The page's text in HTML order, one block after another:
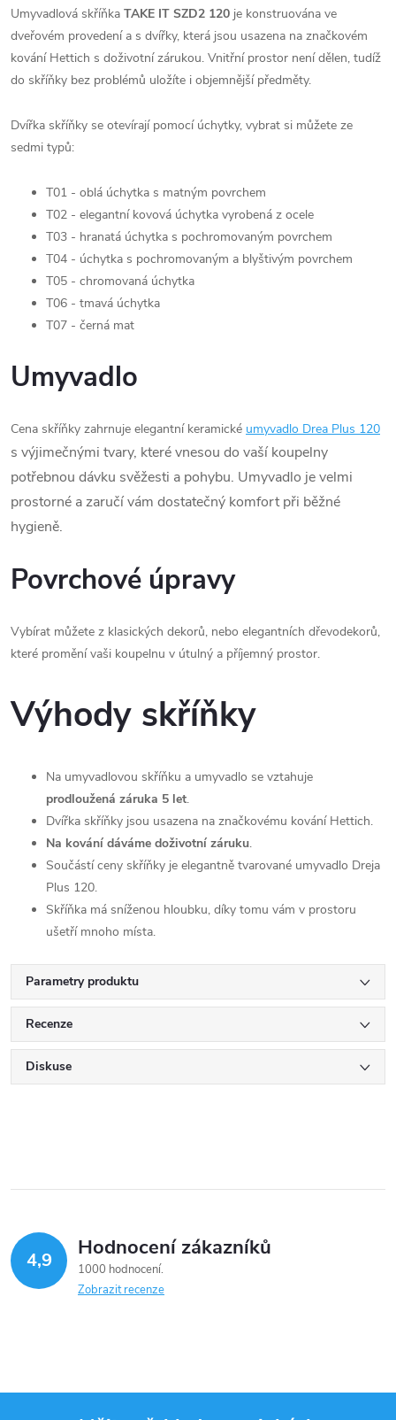
Umyvadlová skříňka TAKE IT SZD2 120 je konstruována ve
dveřovém provedení a s dvířky, která jsou usazena na značkovém
kování Hettich s doživotní zárukou. Vnitřní prostor není dělen, tudíž
do skříňky bez problémů uložíte i objemnější předměty.
Dvířka skříňky se otevírají pomocí úchytky, vybrat si můžete ze
sedmi typů:
T01 - oblá úchytka s matným povrchem
T02 - elegantní kovová úchytka vyrobená z ocele
T03 - hranatá úchytka s pochromovaným povrchem
T04 - úchytka s pochromovaným a blyštivým povrchem
T05 - chromovaná úchytka
T06 - tmavá úchytka
T07 - černá mat
Umyvadlo
Cena skříňky zahrnuje elegantní keramické umyvadlo Drea Plus 120
s výjimečnými tvary, které vnesou do vaší koupelny
potřebnou dávku svěžesti a pohybu. Umyvadlo je velmi
prostorné a zaručí vám dostatečný komfort při běžné
hygieně.
Povrchové úpravy
Vybírat můžete z klasických dekorů, nebo elegantních dřevodekorů,
které promění vaši koupelnu v útulný a příjemný prostor.
Výhody skříňky
Na umyvadlovou skříňku a umyvadlo se vztahuje
prodloužená záruka 5 let.
Dvířka skříňky jsou usazena na značkovému kování Hettich.
Na kování dáváme doživotní záruku.
Součástí ceny skříňky je elegantně tvarované umyvadlo Dreja
Plus 120.
Skříňka má sníženou hloubku, díky tomu vám v prostoru
ušetří mnoho místa.
Parametry produktu
Recenze
Diskuse
4,9 Hodnocení zákazníků
1000 hodnocení
Zobrazit recenze